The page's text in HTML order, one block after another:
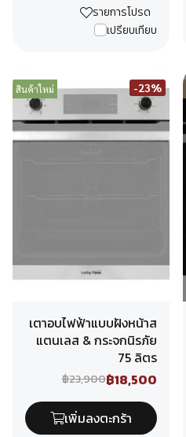
รายการโปรด
เปรียบเทียบ
สินค้าใหม่ -23%
เตาอบไฟฟ้าแบบฝังหน้าส
แตนเลส & กระจกนิรภัย
75 ลิตร
฿23,900฿18,500
เพิ่มลงตะกร้า